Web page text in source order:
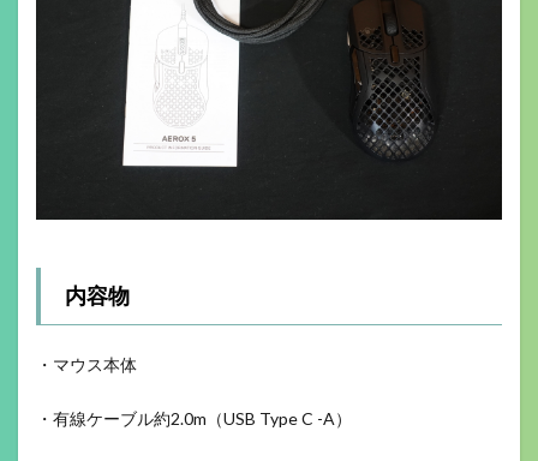
内容物
・マウス本体
・有線ケーブル約2.0m（USB Type C -A）